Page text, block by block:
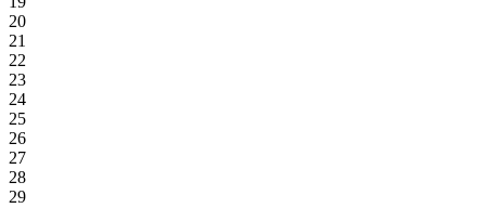
20
21
22
23
24
25
26
27
28
29